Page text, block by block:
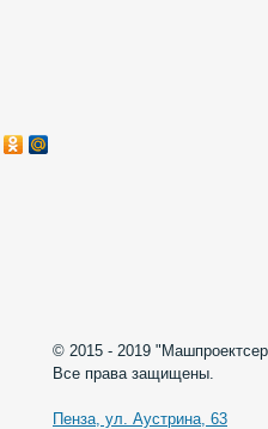
© 2015 - 2019
Все права защищены.
Пенза, ул. Аустрина, 63